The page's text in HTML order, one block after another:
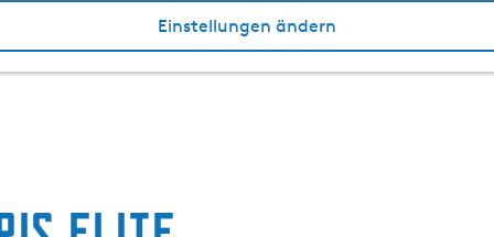
Einstellungen ändern